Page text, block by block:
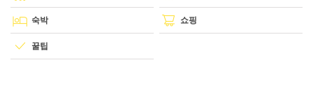
회사개요
숙박 쇼핑
꿀팁